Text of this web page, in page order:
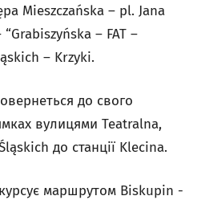
Mieszczańska – pl. Jana
– FAT –
– Krzyki.
до свого
вулицями Teatralnа,
до станції Klecina.
маршрутом Biskupin -